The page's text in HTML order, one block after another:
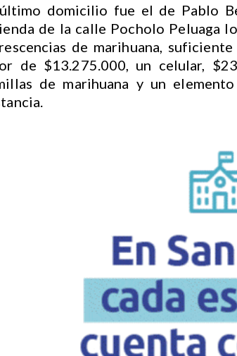
domicilio fue el de Pablo
de la calle Pocholo Peluaga
de marihuana,
de $13.275.000, un celular,
de marihuana y un